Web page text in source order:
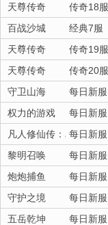
天尊传奇
传奇18服
百战沙城
经典7服
天尊传奇
传奇19服
天尊传奇
传奇20服
守卫山海
每日新服
权力的游戏
每日新服
凡人修仙传：星海飞驰
每日新服
黎明召唤
每日新服
炮炮捕鱼
每日新服
守护之境
每日新服
五岳乾坤
每日新服